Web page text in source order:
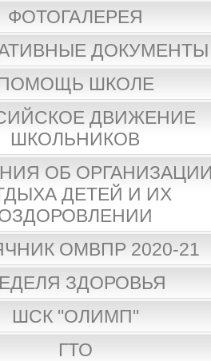
ФОТОГАЛЕРЕЯ
ДОКУМЕНТЫ
ШКОЛЕ
ДВИЖЕНИЕ
ШКОЛЬНИКОВ
ОБ
ДЕТЕЙ И ИХ
ОМВПР 2020-21
ЗДОРОВЬЯ
ШСК "ОЛИМП"
ГТО